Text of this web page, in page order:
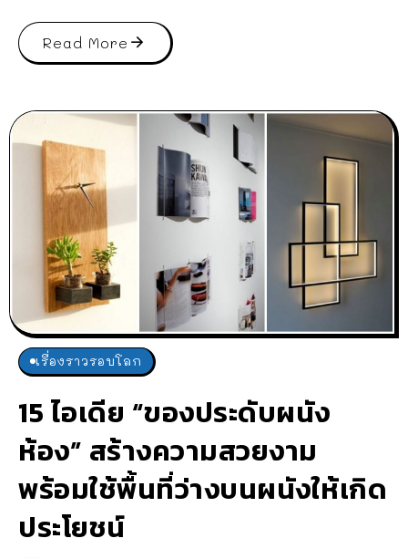
Read More
เรื่องราวรอบโลก
15 ไอเดีย “ของประดับผนัง
ห้อง” สร้างความสวยงาม
พร้อมใช้พื้นที่ว่างบนผนังให้เกิด
ประโยชน์